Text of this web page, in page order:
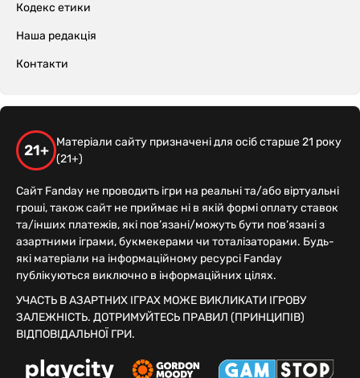
Кодекс етики
Наша редакція
Контакти
21+
Матеріали сайту призначені для осіб старше 21 року
(21+)
Сайт Fanday не проводить ігри на реальні та/або віртуальні
гроші, також сайт не приймає ні в якій формі оплату ставок
та/інших платежів, які пов’язані/можуть бути пов’язані з
азартними іграми, букмекерами чи тоталізаторами. Будь-
які матеріали на інформаційному ресурсі Fanday
публікуються виключно в інформаційних цілях.
УЧАСТЬ В АЗАРТНИХ ІГРАХ МОЖЕ ВИКЛИКАТИ ІГРОВУ
ЗАЛЕЖНІСТЬ. ДОТРИМУЙТЕСЬ ПРАВИЛ (ПРИНЦИПІВ)
ВІДПОВІДАЛЬНОЇ ГРИ.